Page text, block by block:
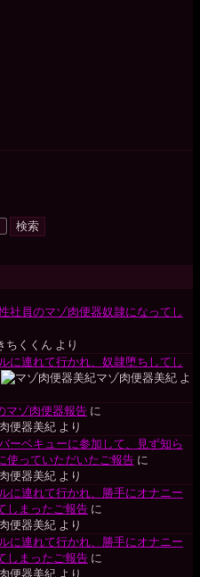
社員のマゾ肉便器奴隷になってし
ちくくん より
に連れて行かれ、奴隷堕ちしてし
マゾ肉便器美紀 よ
マゾ肉便器報告 に
便器美紀 より
ーベキューに参加して、見ず知ら
使っていただいたご報告 に
便器美紀 より
に連れて行かれ、勝手にオナニー
しまったご報告 に
便器美紀 より
に連れて行かれ、勝手にオナニー
しまったご報告 に
便器美紀 より